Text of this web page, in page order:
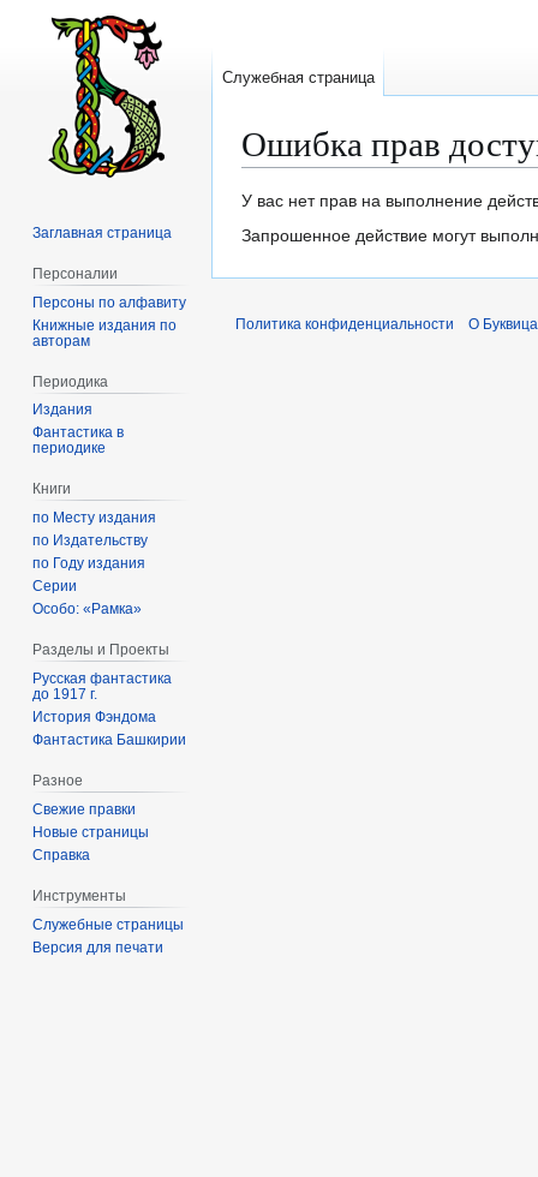
Ошибка прав
Перейти
к
Перейти
к
У вас нет прав на выполнение
Запрошенное действие могут
Служебная страница
Заглавная страница
Персоналии
Персоны по алфавиту
Книжные издания по
авторам
Периодика
Издания
Фантастика в
периодике
Книги
по Месту издания
по Издательству
по Году издания
Серии
Особо: «Рамка»
Разделы и Проекты
Русская фантастика
до 1917 г.
История Фэндома
Фантастика Башкирии
Разное
Свежие правки
Новые страницы
Справка
Инструменты
Служебные страницы
Версия для печати
Политика конфиденциальности О Буквица